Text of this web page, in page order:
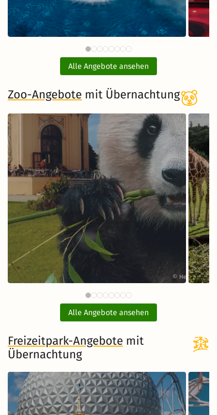
ab90 CHF
Börde Therme mit
Übernachtung
inkl. Übernachtung und Frühstück
Alle Angebote ansehen
Zoo-Angebote mit Übernachtung
ab61 CHF
Tiergarten Schönbrunn Wien
mit Hotel
inkl. Übernachtung und Frühstück
Zum Angebot
Alle Angebote ansehen
Freizeitpark-Angebote mit
Übernachtung